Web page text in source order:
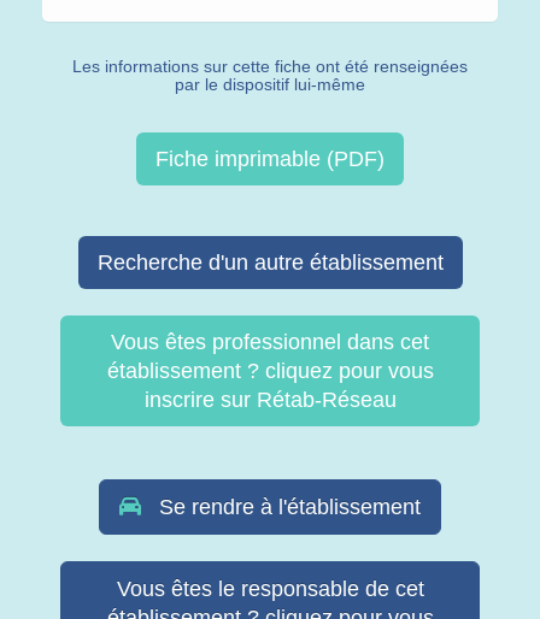
Les informations sur cette fiche ont été renseignées
par le dispositif lui-même
Fiche imprimable (PDF)
Recherche d'un autre établissement
Vous êtes professionnel dans cet
établissement ? cliquez pour vous
inscrire sur Rétab-Réseau
Se rendre à l'établissement
Vous êtes le responsable de cet